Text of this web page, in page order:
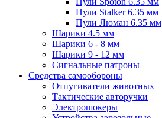
Пули Stalker 6.35 мм
Пули Люман 6.35 мм
Шарики 4.5 мм
Шарики 6 - 8 мм
Шарики 9 - 12 мм
Сигнальные патроны
Средства самообороны
Отпугиватели животных
Тактические авторучки
Электрошокеры